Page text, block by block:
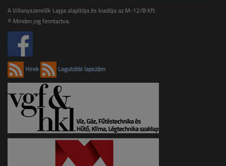
A Villanyszerelők Lapja alapítója és kiadója az M-12/B Kft.
© Minden jog fenntartva.
Hírek Legutóbbi lapszám